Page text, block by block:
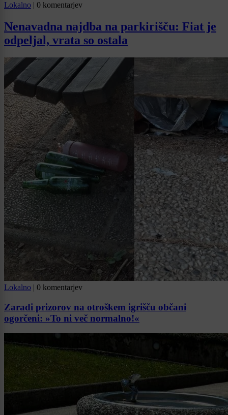
Lokalno | 0 komentarjev
Nenavadna najdba na parkirišču: Fiat je
odpeljal, vrata so ostala
Lokalno | 0 komentarjev
Zaradi prizorov na otroškem igrišču občani
ogorčeni: »To ni več normalno!«